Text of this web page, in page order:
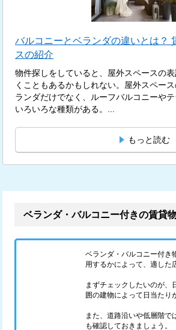
バルコニーとベランダの違いとは？
スの紹介
物件探しをしていると、屋外スペースの
くこともあるかもしれない。屋外スペー
ランダだけでなく、ルーフバルコニーや
いろいろな種類がある。...
もっと読む
ベランダ・バルコニー付きの賃貸
ベランダ・バルコニー付き
用するかによって、適した
まずチェックしたいのが、
囲の建物によって日当たり
また、道路沿いや低層階で
も確認しておきましょう。